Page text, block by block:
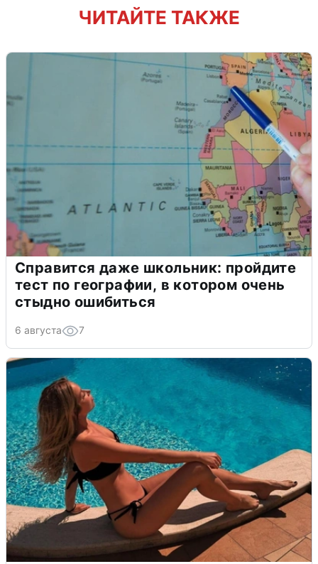
ЧИТАЙТЕ ТАКЖЕ
Справится даже школьник: пройдите
тест по географии, в котором очень
стыдно ошибиться
6 августа 7